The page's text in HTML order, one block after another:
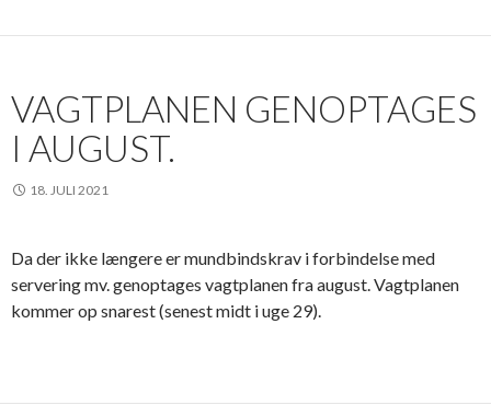
VAGTPLANEN GENOPTAGES
I AUGUST.
18. JULI 2021
Da der ikke længere er mundbindskrav i forbindelse med
servering mv. genoptages vagtplanen fra august. Vagtplanen
kommer op snarest (senest midt i uge 29).